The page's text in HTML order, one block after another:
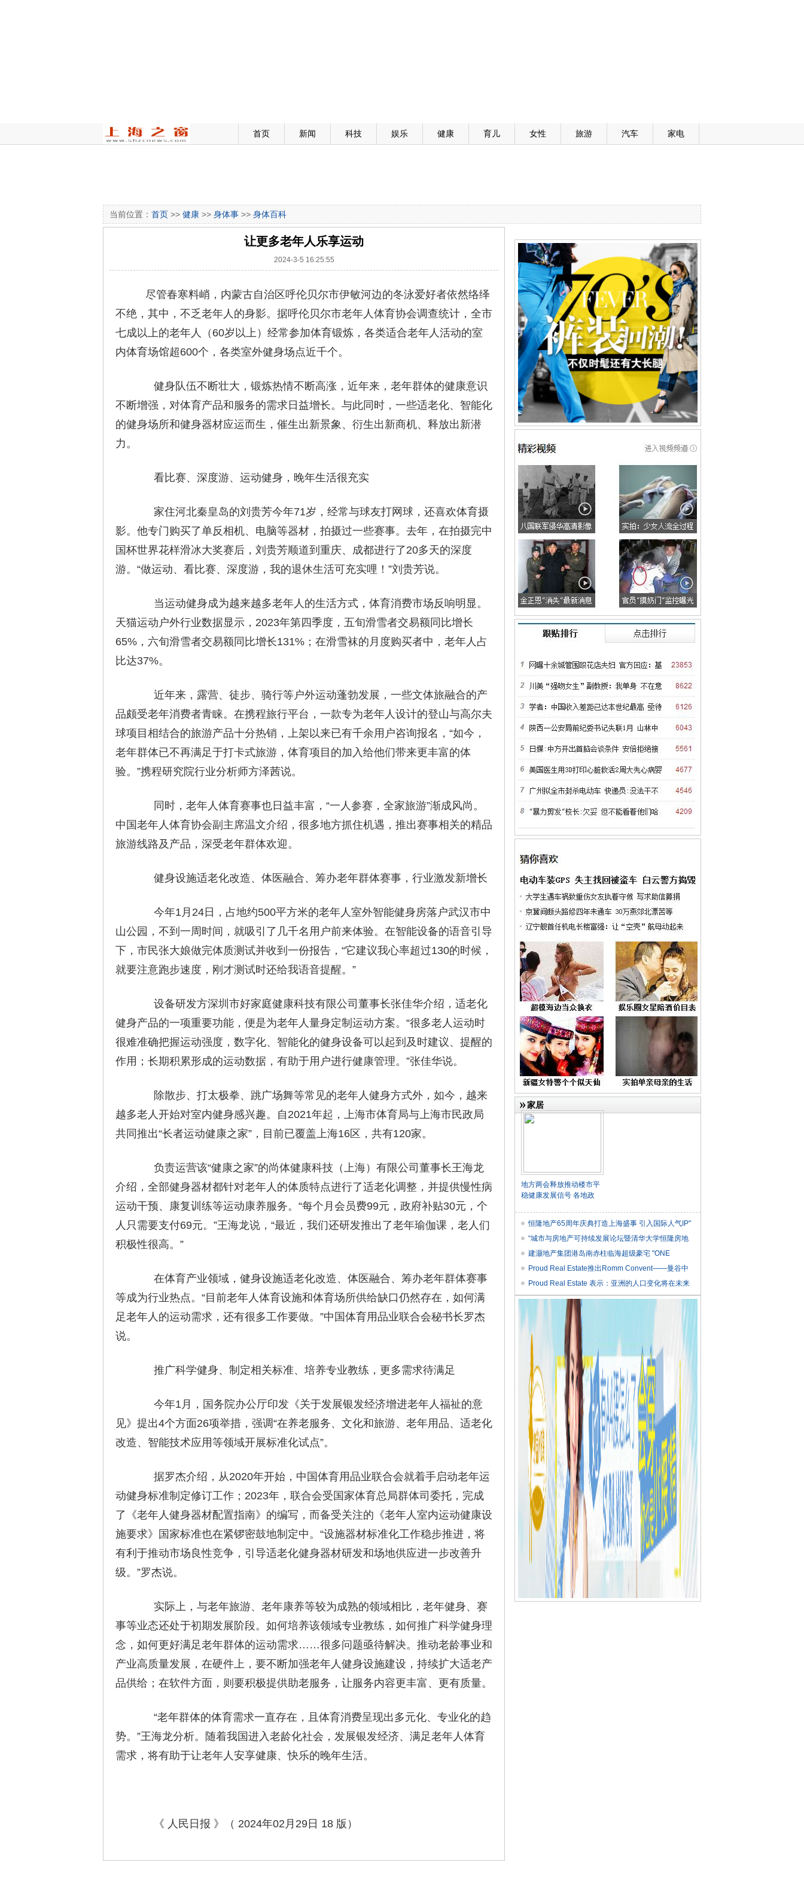
首页 新闻 科技 娱乐 健康 育儿 女性 旅游 汽车 家电
当前位置： 首页 >> 健康 >> 身体事 >> 身体百科
让更多老年人乐享运动
2024-3-5 16:25:55
尽管春寒料峭，内蒙古自治区呼伦贝尔市伊敏河边的冬泳爱好者依然络绎
不绝，其中，不乏老年人的身影。据呼伦贝尔市老年人体育协会调查统计，全市
七成以上的老年人（60岁以上）经常参加体育锻炼，各类适合老年人活动的室
内体育场馆超600个，各类室外健身场点近千个。
健身队伍不断壮大，锻炼热情不断高涨，近年来，老年群体的健康意识
不断增强，对体育产品和服务的需求日益增长。与此同时，一些适老化、智能化
的健身场所和健身器材应运而生，催生出新景象、衍生出新商机、释放出新潜
力。
看比赛、深度游、运动健身，晚年生活很充实
家住河北秦皇岛的刘贵芳今年71岁，经常与球友打网球，还喜欢体育摄
影。他专门购买了单反相机、电脑等器材，拍摄过一些赛事。去年，在拍摄完中
国杯世界花样滑冰大奖赛后，刘贵芳顺道到重庆、成都进行了20多天的深度
游。“做运动、看比赛、深度游，我的退休生活可充实哩！”刘贵芳说。
当运动健身成为越来越多老年人的生活方式，体育消费市场反响明显。
天猫运动户外行业数据显示，2023年第四季度，五旬滑雪者交易额同比增长
65%，六旬滑雪者交易额同比增长131%；在滑雪袜的月度购买者中，老年人占
比达37%。
近年来，露营、徒步、骑行等户外运动蓬勃发展，一些文体旅融合的产
品颇受老年消费者青睐。在携程旅行平台，一款专为老年人设计的登山与高尔夫
球项目相结合的旅游产品十分热销，上架以来已有千余用户咨询报名，“如今，
老年群体已不再满足于打卡式旅游，体育项目的加入给他们带来更丰富的体
验。”携程研究院行业分析师方泽茜说。
同时，老年人体育赛事也日益丰富，“一人参赛，全家旅游”渐成风尚。
中国老年人体育协会副主席温文介绍，很多地方抓住机遇，推出赛事相关的精品
旅游线路及产品，深受老年群体欢迎。
健身设施适老化改造、体医融合、筹办老年群体赛事，行业激发新增长
今年1月24日，占地约500平方米的老年人室外智能健身房落户武汉市中
山公园，不到一周时间，就吸引了几千名用户前来体验。在智能设备的语音引导
下，市民张大娘做完体质测试并收到一份报告，“它建议我心率超过130的时候，
就要注意跑步速度，刚才测试时还给我语音提醒。”
设备研发方深圳市好家庭健康科技有限公司董事长张佳华介绍，适老化
健身产品的一项重要功能，便是为老年人量身定制运动方案。“很多老人运动时
很难准确把握运动强度，数字化、智能化的健身设备可以起到及时建议、提醒的
作用；长期积累形成的运动数据，有助于用户进行健康管理。”张佳华说。
除散步、打太极拳、跳广场舞等常见的老年人健身方式外，如今，越来
越多老人开始对室内健身感兴趣。自2021年起，上海市体育局与上海市民政局
共同推出“长者运动健康之家”，目前已覆盖上海16区，共有120家。
负责运营该“健康之家”的尚体健康科技（上海）有限公司董事长王海龙
介绍，全部健身器材都针对老年人的体质特点进行了适老化调整，并提供慢性病
运动干预、康复训练等运动康养服务。“每个月会员费99元，政府补贴30元，个
人只需要支付69元。”王海龙说，“最近，我们还研发推出了老年瑜伽课，老人们
积极性很高。”
在体育产业领域，健身设施适老化改造、体医融合、筹办老年群体赛事
等成为行业热点。“目前老年人体育设施和体育场所供给缺口仍然存在，如何满
足老年人的运动需求，还有很多工作要做。”中国体育用品业联合会秘书长罗杰
说。
推广科学健身、制定相关标准、培养专业教练，更多需求待满足
今年1月，国务院办公厅印发《关于发展银发经济增进老年人福祉的意
见》提出4个方面26项举措，强调“在养老服务、文化和旅游、老年用品、适老化
改造、智能技术应用等领域开展标准化试点”。
据罗杰介绍，从2020年开始，中国体育用品业联合会就着手启动老年运
动健身标准制定修订工作；2023年，联合会受国家体育总局群体司委托，完成
了《老年人健身器材配置指南》的编写，而备受关注的《老年人室内运动健康设
施要求》国家标准也在紧锣密鼓地制定中。“设施器材标准化工作稳步推进，将
有利于推动市场良性竞争，引导适老化健身器材研发和场地供应进一步改善升
级。”罗杰说。
实际上，与老年旅游、老年康养等较为成熟的领域相比，老年健身、赛
事等业态还处于初期发展阶段。如何培养该领域专业教练，如何推广科学健身理
念，如何更好满足老年群体的运动需求……很多问题亟待解决。推动老龄事业和
产业高质量发展，在硬件上，要不断加强老年人健身设施建设，持续扩大适老产
品供给；在软件方面，则要积极提供助老服务，让服务内容更丰富、更有质量。
“老年群体的体育需求一直存在，且体育消费呈现出多元化、专业化的趋
势。”王海龙分析。随着我国进入老龄化社会，发展银发经济、满足老年人体育
需求，将有助于让老年人安享健康、快乐的晚年生活。
《 人民日报 》（ 2024年02月29日 18 版）
家居
地方两会释放推动楼市平
稳健康发展信号 各地政
恒隆地产65周年庆典打造上海盛事 引入国际人气IP"
“城市与房地产可持续发展论坛暨清华大学恒隆房地
建灏地产集团港岛南赤柱临海超级豪宅 "ONE
STANLE
Proud Real Estate推出Romm Convent——曼谷中
央 Proud Real Estate 表示：亚洲的人口变化将在未来